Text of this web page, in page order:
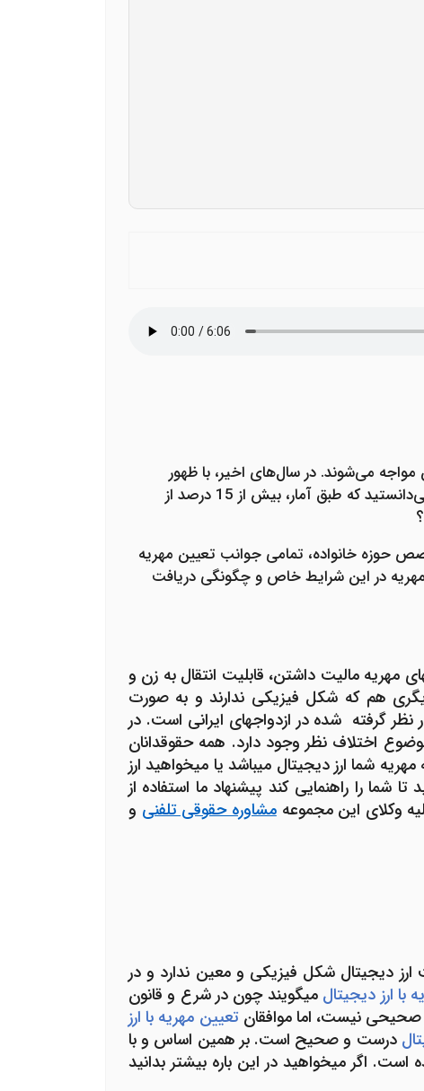
می‌شوند. در سال‌های اخیر، با ظهور
ارزهای دیجیتال و فناوری بلاکچین، شیوه‌های جدیدی برای تعیین و پرداخت مهریه به وجود آمده است. آیا می‌دانستید که طبق آمار، بیش از 15 درصد از
حوزه خانواده، تمامی جوانب تعیین مهریه
در این شرایط خاص و چگونگی دریافت
مهریه مالیت داشتن، قابلیت انتقال به زن و
هم که شکل فیزیکی ندارند و به صورت
نظر گرفته شده در ازدواج­های ایرانی است. در
اختلاف نظر وجود دارد. همه حقوقدانان
شما ارز دیجیتال می­باشد یا می­خواهید ارز
را راهنمایی کند پیشنهاد ما استفاده از
وکلای این مجموعهمشاوره حقوقی تلفنی و
ارز دیجیتال شکل فیزیکی و معین ندارد و در
با ارز دیجیتالمی­گویند چون در شرع و قانون
صحیحی نیست، اما موافقان تعیین مهریه با ارز
درست و صحیح است. بر همین اساس و با
اگر می­خواهید در این باره بیشتر بدانید